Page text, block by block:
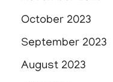
October 2023
September 2023
August 2023